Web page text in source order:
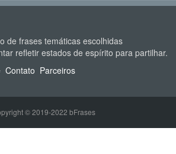
de frases temáticas escolhidas
refletir estados de espírito para partilhar.
Contato Parceiros
© 2019-2022 bFrases